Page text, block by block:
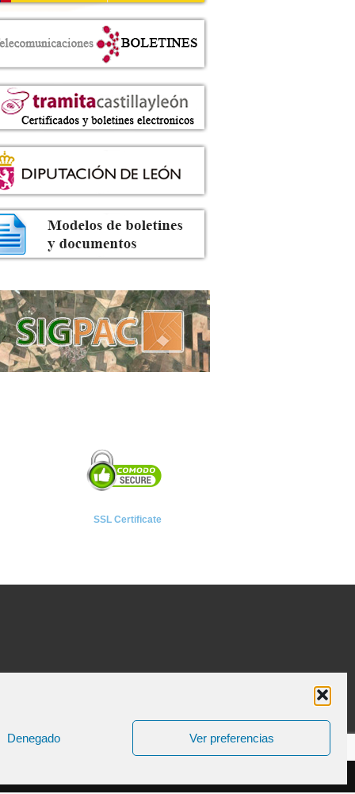
Denegado Ver preferencias
SSL Certificate